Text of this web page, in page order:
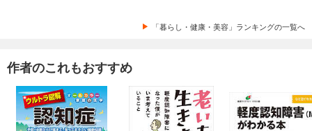
「暮らし・健康・美容」ランキングの一覧へ
作者のこれもおすすめ